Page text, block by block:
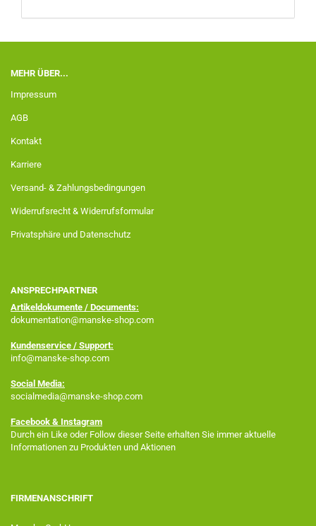
MEHR ÜBER...
Impressum
AGB
Kontakt
Karriere
Versand- & Zahlungsbedingungen
Widerrufsrecht & Widerrufsformular
Privatsphäre und Datenschutz
ANSPRECHPARTNER
Artikeldokumente / Documents:
dokumentation@manske-shop.com
Kundenservice / Support:
info@manske-shop.com
Social Media:
socialmedia@manske-shop.com
Facebook & Instagram
Durch ein Like oder Follow dieser Seite erhalten Sie immer aktuelle
Informationen zu Produkten und Aktionen
FIRMENANSCHRIFT